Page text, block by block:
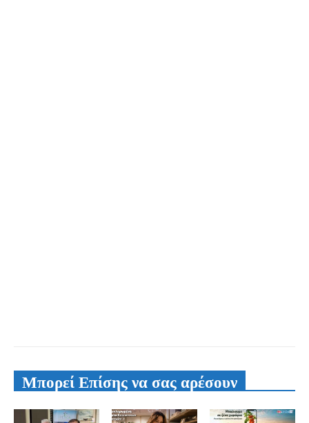
Μπορεί Επίσης να σας αρέσουν